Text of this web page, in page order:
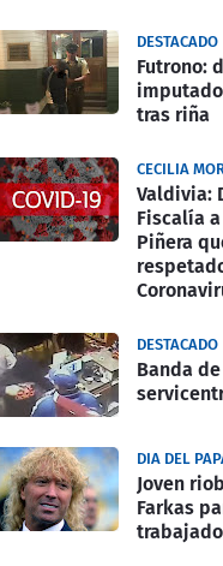
DESTACADO
Futrono:
tras riña
CECILIA
Valdivia:
Fiscalía
Piñera
DESTACADO
Banda
DIA DEL
Joven
Farkas